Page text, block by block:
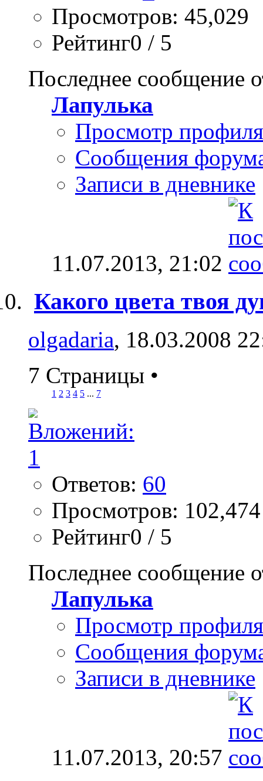
Просмотров: 45,029
Рейтинг0 / 5
Последнее сообщение
Лапулька
Просмотр профиля
Сообщения
Записи в дневнике
11.07.2013, 21:02
Какого цвета твоя
olgadaria, 18.03.2008
7 Страницы •
1 2 3 4 5 ... 7
Ответов: 60
Просмотров: 102,474
Рейтинг0 / 5
Последнее сообщение
Лапулька
Просмотр профиля
Сообщения
Записи в дневнике
11.07.2013, 20:57